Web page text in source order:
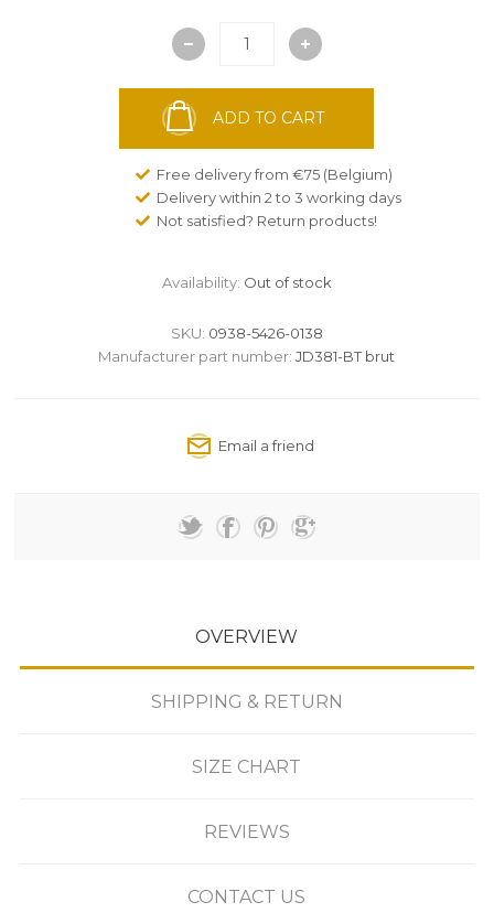
ADD TO CART
Free delivery from €75 (Belgium)
Delivery within 2 to 3 working days
Not satisfied? Return products!
Availability: Out of stock
SKU: 0938-5426-0138
Manufacturer part number: JD381-BT brut
OVERVIEW
SHIPPING & RETURN
SIZE CHART
REVIEWS
CONTACT US